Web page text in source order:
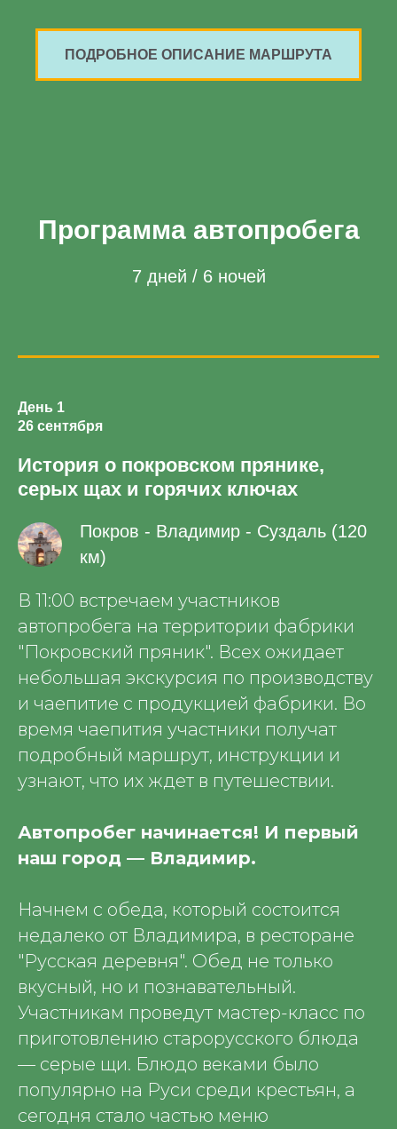
ПОДРОБНОЕ ОПИСАНИЕ МАРШРУТА
Программа автопробега
7 дней / 6 ночей
День 1
26 сентября
История о покровском прянике,
серых щах и горячих ключах
Покров - Владимир - Суздаль (120
км)
В 11:00 встречаем участников
автопробега на территории фабрики
"Покровский пряник". Всех ожидает
небольшая экскурсия по производству
и чаепитие с продукцией фабрики. Во
время чаепития участники получат
подробный маршрут, инструкции и
узнают, что их ждет в путешествии.
Автопробег начинается! И первый
наш город — Владимир.
Начнем с обеда, который состоится
недалеко от Владимира, в ресторане
"Русская деревня". Обед не только
вкусный, но и познавательный.
Участникам проведут мастер-класс по
приготовлению старорусского блюда
— серые щи. Блюдо веками было
популярно на Руси среди крестьян, а
сегодня стало частью меню